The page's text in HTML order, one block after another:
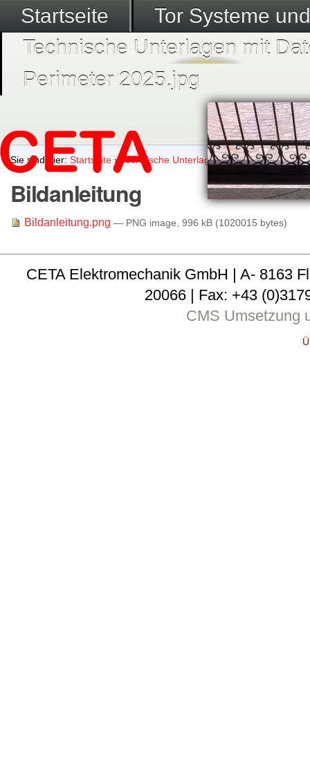
Startseite
Tor Systeme
Technische Unterlagen mit
Perimeter 2025.jpg
Sie sind hier: Startseite › Technische Unterlagen mit Datenblätter ›
Bildanleitung
Bildanleitung.png— PNG image, 996 kB (1020015 bytes)
CETA Elektromechanik GmbH | A- 8163
20066 | Fax: +43
CMS Umsetzung